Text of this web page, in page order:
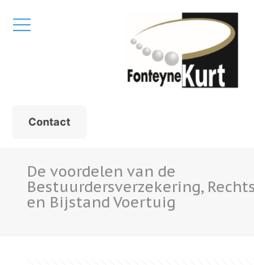
Contact
De voordelen van de
Bestuurdersverzekering,
en Bijstand Voertuig